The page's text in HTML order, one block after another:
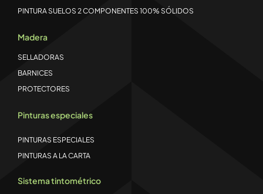
PINTURA SUELOS 2 COMPONENTES 100% SÓLIDOS
Madera
SELLADORAS
BARNICES
PROTECTORES
Pinturas especiales
PINTURAS ESPECIALES
PINTURAS A LA CARTA
Sistema tintométrico